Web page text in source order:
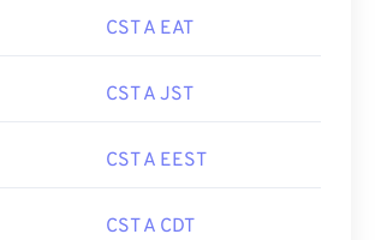
CST A EAT
CST A JST
CST A EEST
CST A CDT